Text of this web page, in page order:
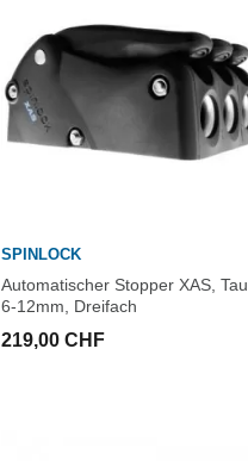
SPINLOCK
Automatischer Stopper XAS, Tau
6-12mm, Dreifach
219,00 CHF